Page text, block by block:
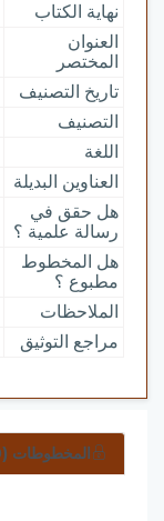
نهاية الكتاب
العنوان
المختصر
تاريخ التصنيف
التصنيف
اللغة
العناوين البديلة
هل حقق في
رسالة علمية ؟
هل المخطوط
مطبوع ؟
الملاحظات
مراجع التوثيق
المخطوطات (0)